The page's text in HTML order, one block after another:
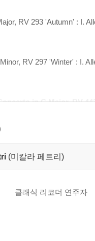
RV 293 'Autumn' : I.
RV 297 'Winter' : I.
in C Major, RV
Descant Recorder
(미칼라 페트리)
클래식 리코더 연주자